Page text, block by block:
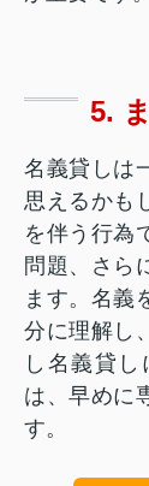
5.
名義貸しは
思えるかも
を伴う行為
問題、さら
ます。名義
分に理解し
し名義貸
は、早めに
す。